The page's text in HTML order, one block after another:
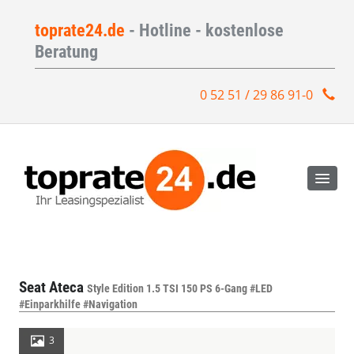
toprate24.de - Hotline - kostenlose
Beratung
0 52 51 / 29 86 91-0
Seat Ateca Style Edition 1.5 TSI 150 PS 6-Gang #LED
#Einparkhilfe #Navigation
3